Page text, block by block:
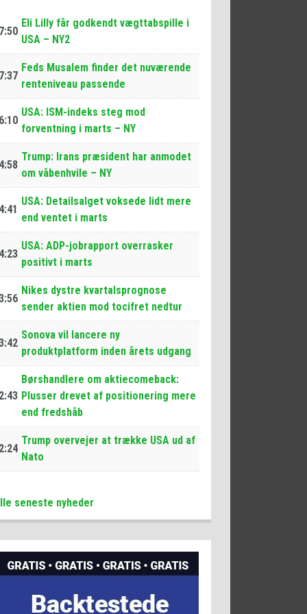
Eli Lilly får godkendt vægttabspille i
USA – NY2
Feds Musalem finder det nuværende
renteniveau passende
USA: ISM-indeks steg mod
forventning i marts – NY
Trump: Irans præsident har anmodet
om våbenhvile – NY
USA: Detailsalget voksede lidt mere
end ventet i marts
USA: ADP-jobrapport overrasker
positivt i marts
Nikes dystre kvartalsprognose
sender aktien mod tocifret nedtur
Sonova vil lancere ny
produktplatform inden årets udgang
Børshandlere om aktiecomeback:
Plusser drevet af positionering mere
end fredshåb
Trump overvejer at trække USA ud af
Nato
seneste nyheder